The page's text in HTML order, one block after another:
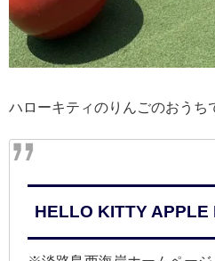
ハローキティのりんごのおうち
HELLO KITTY APPLE